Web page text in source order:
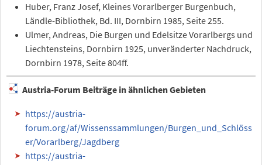
Huber, Franz Josef, Kleines Vorarlberger Burgenbuch,
Ländle-Bibliothek, Bd. III, Dornbirn 1985, Seite 255.
Ulmer, Andreas, Die Burgen und Edelsitze Vorarlbergs und
Liechtensteins, Dornbirn 1925, unveränderter Nachdruck,
Dornbirn 1978, Seite 804ff.
Austria-Forum Beiträge in ähnlichen Gebieten
https://austria-
forum.org/af/Wissenssammlungen/Burgen_und_Schlöss
er/Vorarlberg/Jagdberg
https://austria-